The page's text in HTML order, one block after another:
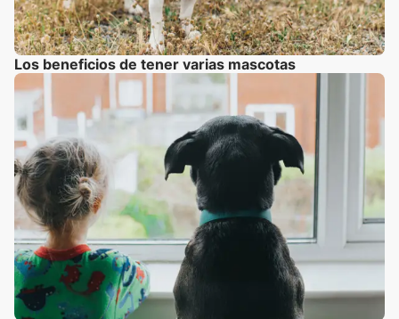
Los beneficios de tener varias mascotas